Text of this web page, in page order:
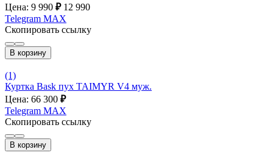
Цена: 9 990 ₽ 12 990
Telegram MAX
Скопировать ссылку
В корзину
(1)
Куртка Bask пух TAIMYR V4 муж.
Цена: 66 300 ₽
Telegram MAX
Скопировать ссылку
В корзину